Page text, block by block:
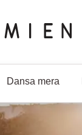
Dansa mera